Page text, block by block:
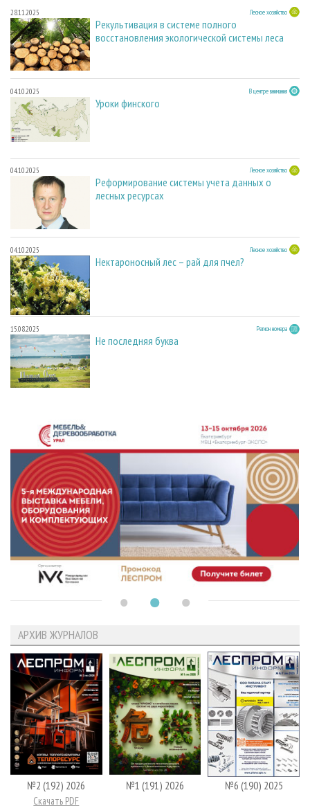
28.11.2025 Лесное хозяйство
Рекультивация в системе полного
восстановления экологической системы леса
04.10.2025 В центре внимания
Уроки финского
04.10.2025 Лесное хозяйство
Реформирование системы учета данных о
лесных ресурсах
04.10.2025 Лесное хозяйство
Нектароносный лес – рай для пчел?
15.08.2025 Регион номера
Не последняя буква
АРХИВ ЖУРНАЛОВ
№2 (192) 2026
Скачать PDF
№1 (191) 2026 №6 (190) 2025